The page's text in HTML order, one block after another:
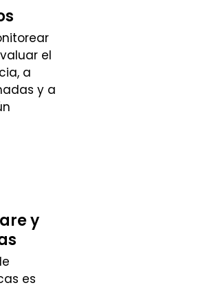
el
a
y a
y
es